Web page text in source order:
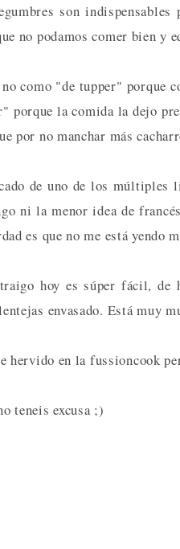
son
no podamos comer bien y
como "de tupper" porque
porque la comida la dejo
por no manchar más
de uno de los
ni la menor idea de
es que no me está yendo
hoy es súper fácil,
envasado. Está muy
hervido en la fussioncook
teneis excusa ;)